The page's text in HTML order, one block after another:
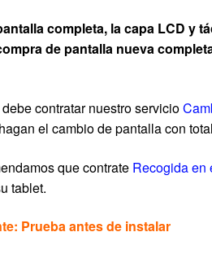
completa, la capa LCD y
de pantalla nueva
contratar nuestro servicio
el cambio de pantalla con
que contrate Recogida en
tablet.
Prueba antes de instalar